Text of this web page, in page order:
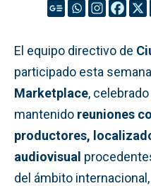
El equipo directivo de
participado esta
Marketplace,
mantenido reuniones
productores,
audiovisual
del ámbito